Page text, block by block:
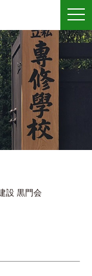
メ
ュ
設 黒門会